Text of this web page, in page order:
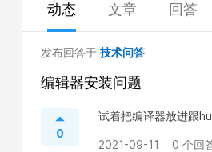
动态 文章 回答
发布回答于 技术问答
编辑器安装问题
0
试着把编译器放进跟
2021-09-11 0 个回